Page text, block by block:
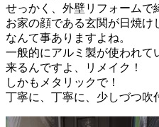
せっかく、外壁リフォームで
お家の顔である玄関が日焼け
なんて事ありますよね。
一般的にアルミ製が使われ
来るんですよ、リメイク！
しかもメタリックで！
丁寧に、丁寧に、少しづつ吹